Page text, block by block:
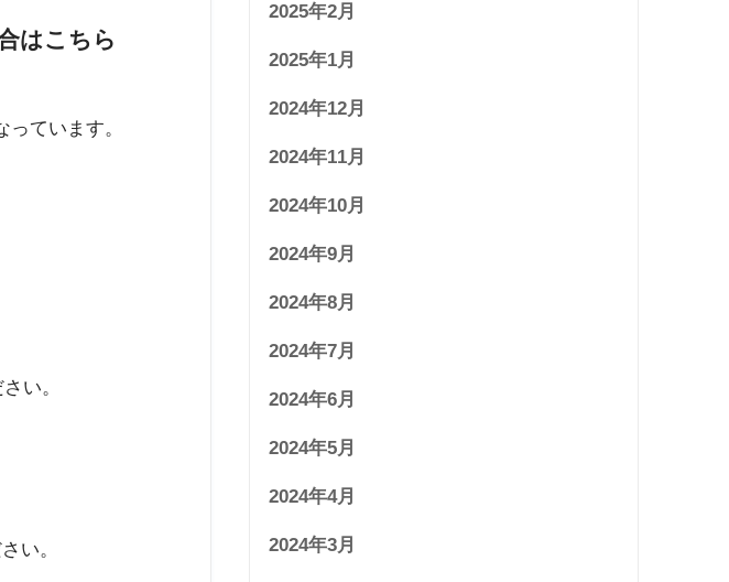
はこちら
ています。
い。
い。
2025年2月
2025年1月
2024年12月
2024年11月
2024年10月
2024年9月
2024年8月
2024年7月
2024年6月
2024年5月
2024年4月
2024年3月